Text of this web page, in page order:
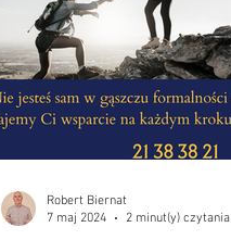
Robert Biernat
7 maj 2024
2 minut(y) czytania